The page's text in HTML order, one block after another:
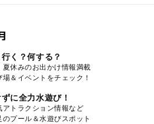
く？何する？
夏休みのお出かけ情報満載
場＆イベントをチェック！
に全力水遊び！
アトラクション情報など
のプール＆水遊びスポット